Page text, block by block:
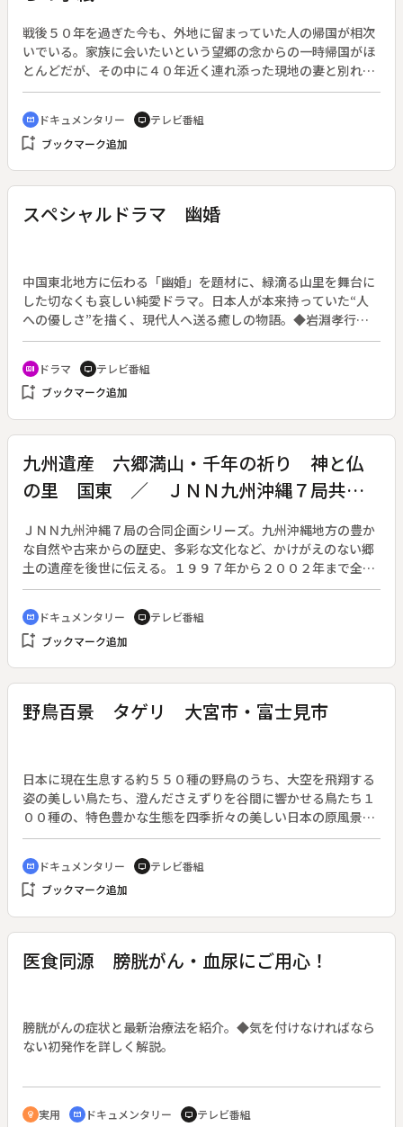
戦後５０年を過ぎた今も、外地に留まっていた人の帰国が相次
いでいる。家族に会いたいという望郷の念からの一時帰国がほ
とんどだが、その中に４０年近く連れ添った現地の妻と別れ、
日本に永住帰国した人がいる。終戦から半世紀を過ぎての別離
と再会。日本とロシアで生きる３人の姿を通じて、戦争が個人
に与えた不条理と人間の愛情の深さを描く。◆ロシア・アムー
ル州に住むクラウディア・レオニードさんは１９９７年、３７
帰国させた。クラウディアさんは、旧ソ連にスパイ容疑連行拘
留された蜂谷さんと１９６２年に結婚、当局の監視が厳しく日
本との連絡がとれない状況の中で２人の生活は続いていた。し
ぶりに再会する。蜂谷さんの気持ちを知るクラウディアさんが
日本への永住帰国を強く勧めたのだ。蜂谷さんのもとへはロシ
アで暮らすクラウディアさんから近況を綴った手紙が毎週届
cinematic_blur ドキュメンタリー tv テレビ番組
bookmark_add ブックマーク追加
スペシャルドラマ 幽婚
中国東北地方に伝わる「幽婚」を題材に、緑滴る山里を舞台に
した切なくも哀しい純愛ドラマ。日本人が本来持っていた“人
への優しさ”を描く、現代人へ送る癒しの物語。◆岩淵孝行
（役所広司）は名古屋の霊柩車運送会社に勤める元ヤクザの独
身男。ある日、内田という男に急死した婚約者・畑中佐和（寺
島しのぶ）を四国の山里の村へ送って欲しいと依頼される。
が、内田は突然姿をくらまし、岩淵はその村の奇妙な風習に従
和に対して不思議な愛情を抱くようになっていく。
recent_actors ドラマ tv テレビ番組
bookmark_add ブックマーク追加
九州遺産 六郷満山・千年の祈り 神と仏
の里 国東 ／ ＪＮＮ九州沖縄７局共同
ＪＮＮ九州沖縄７局の合同企画シリーズ。九州沖縄地方の豊か
な自然や古来からの歴史、多彩な文化など、かけがえのない郷
土の遺産を後世に伝える。１９９７年から２００２年まで全３
５本を放送。◆国東半島は西の叡山といわれるほど仏教文化が
花開いたところ。半島に点在する天台宗系寺院は六郷満山と呼
ばれ、かつて山岳仏教の修業の場であった。小さな寺は華やか
さや派手さはないものの、富貴寺（国宝）に代表されるよう
で磨崖仏や仁王像などの石仏や石像と出くわす。その数は日本
の石像の半数近くを占めるほど。なぜこの辺境の地にこれほど
の仏教文化の隆盛を見ることができるのか。１２００年もの
うか。
cinematic_blur ドキュメンタリー tv テレビ番組
bookmark_add ブックマーク追加
野鳥百景 タゲリ 大宮市・富士見市
日本に現在生息する約５５０種の野鳥のうち、大空を飛翔する
姿の美しい鳥たち、澄んださえずりを谷間に響かせる鳥たち１
００種の、特色豊かな生態を四季折々の美しい日本の原風景の
中につづる。◆この回は、埼玉県大宮市・富士見市でタゲリの
生態を紹介する。
cinematic_blur ドキュメンタリー tv テレビ番組
bookmark_add ブックマーク追加
医食同源 膀胱がん・血尿にご用心！
膀胱がんの症状と最新治療法を紹介。◆気を付けなければなら
ない初発作を詳しく解説。
emoji_objects 実用 cinematic_blur ドキュメンタリー tv テレビ番組